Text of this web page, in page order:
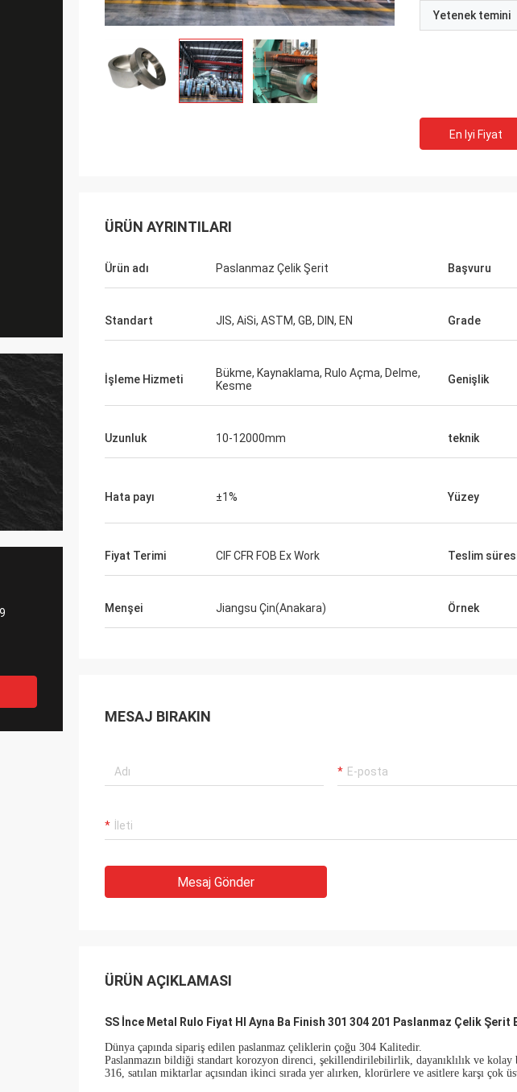
ürün gereksinimlerimizi biliyordu. Onunla
Mark Galon
gururla söylüyoruz ve bu ikinci
Yetenek temini
En Iyi Fiyat
ÜRÜN AYRINTILARI
Ürün adı Paslanmaz Çelik Şerit Başvuru
Standart JIS, AiSi, ASTM, GB, DIN, EN Grade
İşleme Hizmeti
Bükme, Kaynaklama, Rulo Açma, Delme,
Kesme
Genişlik
Uzunluk 10-12000mm teknik
Hata payı ±1% Yüzey
Fiyat Terimi CIF CFR FOB Ex Work Teslim
Menşei Jiangsu Çin(Anakara) Örnek
MESAJ BIRAKIN
Mesaj Gönder
ÜRÜN AÇIKLAMASI
SS İnce Metal Rulo Fiyat Hl Ayna Ba Finish 301 304 201 Paslanmaz Çelik Şerit
Dünya çapında sipariş edilen paslanmaz çeliklerin çoğu 304 Kalitedir.
Paslanmazın bildiği standart korozyon direnci, şekillendirilebilirlik, dayanıklılık ve kolay
316, satılan miktarlar açısından ikinci sırada yer alırken, klorürlere ve asitlere karşı çok